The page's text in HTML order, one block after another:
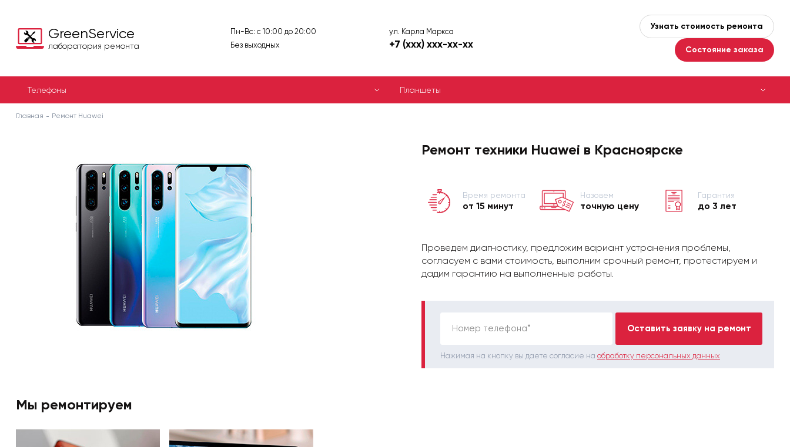
GreenService
лаборатория ремонта
Пн-Вс: с 10:00 до 20:00
Без выходных
ул. Карла Маркса
+7 (xxx) xxx-xx-xx
Узнать стоимость ремонта
Состояние заказа
Телефоны Планшеты
Главная Ремонт Huawei
Ремонт техники Huawei в Красноярске
Время ремонта
от 15 минут
Назовем
точную цену
Гарантия
до 3 лет
Проведем диагностику, предложим вариант устранения проблемы,
согласуем с вами стоимость, выполним срочный ремонт, протестируем и
дадим гарантию на выполненные работы.
Номер телефона* Оставить заявку на ремонт
Нажимая на кнопку вы даете согласие на обработку персональных данных
Мы ремонтируем